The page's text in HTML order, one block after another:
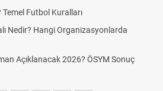
Temel Futbol Kuralları
Nedir? Hangi Organizasyonlarda
Açıklanacak 2026? ÖSYM Sonuç